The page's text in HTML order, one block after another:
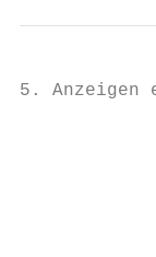
5. Anzeigen